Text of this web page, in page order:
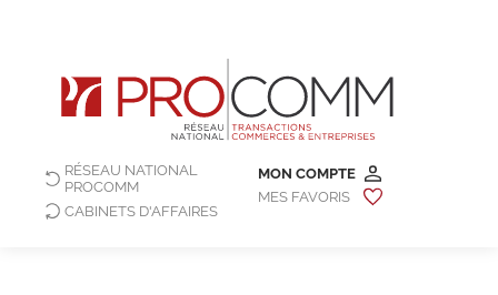
MON COMPTE
MES FAVORIS
RÉSEAU NATIONAL
PROCOMM
CABINETS D'AFFAIRES